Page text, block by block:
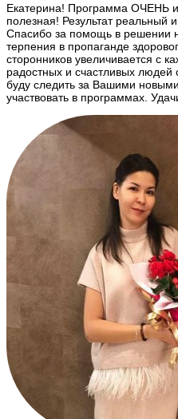
Екатерина! Программа ОЧЕНЬ
полезная! Результат реальный
Спасибо за помощь в решении
терпения в пропаганде
сторонников увеличивается с
радостных и счастливых людей
буду следить за Вашими
участвовать в программах.